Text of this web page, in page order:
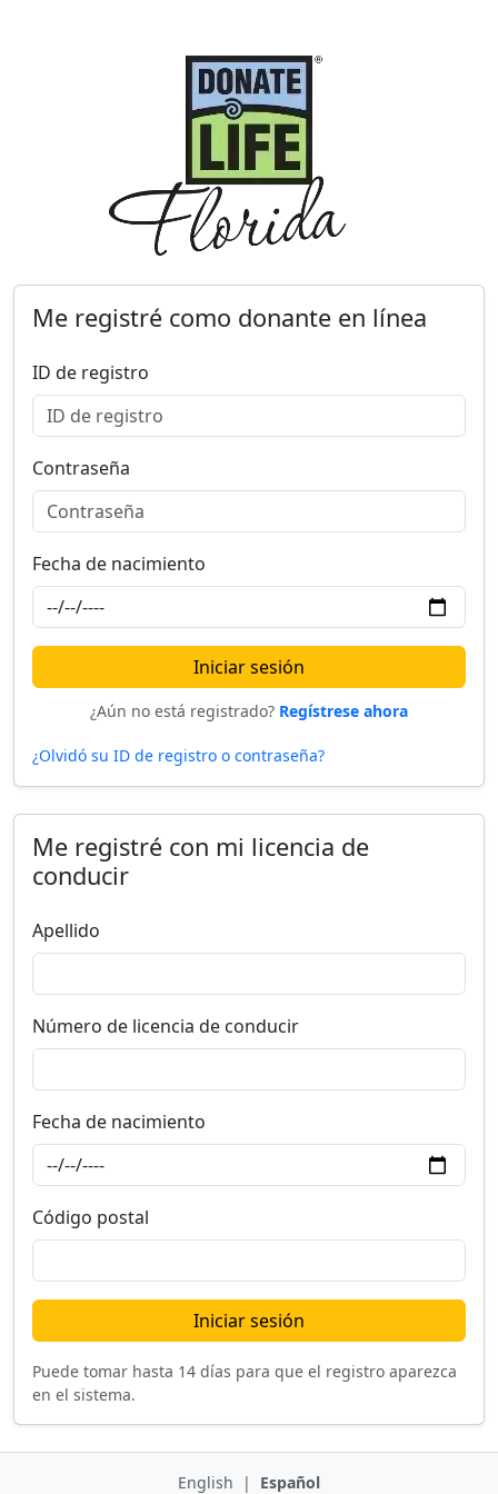
Me registré como donante en línea
ID de registro
Contraseña
Fecha de nacimiento
Iniciar sesión
¿Aún no está registrado? Regístrese ahora
¿Olvidó su ID de registro o contraseña?
Me registré con mi licencia de
conducir
Apellido
Número de licencia de conducir
Fecha de nacimiento
Código postal
Iniciar sesión
Puede tomar hasta 14 días para que el registro aparezca
en el sistema.
English | Español